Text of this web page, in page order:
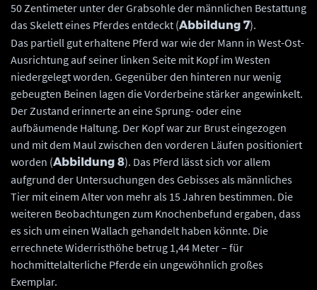
50 Zentimeter unter der Grabsohle der männlichen Bestattung
das Skelett eines Pferdes entdeckt (Abbildung 7).
Das partiell gut erhaltene Pferd war wie der Mann in West-Ost-
Ausrichtung auf seiner linken Seite mit Kopf im Westen
niedergelegt worden. Gegenüber den hinteren nur wenig
gebeugten Beinen lagen die Vorderbeine stärker angewinkelt.
Der Zustand erinnerte an eine Sprung- oder eine
aufbäumende Haltung. Der Kopf war zur Brust eingezogen
und mit dem Maul zwischen den vorderen Läufen positioniert
worden (Abbildung 8). Das Pferd lässt sich vor allem
aufgrund der Untersuchungen des Gebisses als männliches
Tier mit einem Alter von mehr als 15 Jahren bestimmen. Die
weiteren Beobachtungen zum Knochenbefund ergaben, dass
es sich um einen Wallach gehandelt haben könnte. Die
errechnete Widerristhöhe betrug 1,44 Meter – für
hochmittelalterliche Pferde ein ungewöhnlich großes
Exemplar.